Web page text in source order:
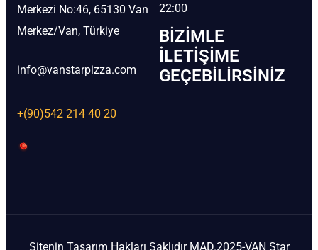
Merkezi No:46, 65130 Van
Merkez/Van, Türkiye
info@vanstarpizza.com
+(90)542 214 40 20
22:00
BIZIMLE
İLETIŞIME
GEÇEBILIRSINIZ
Sitenin Tasarım Hakları Saklıdır MAD.2025-VAN Star